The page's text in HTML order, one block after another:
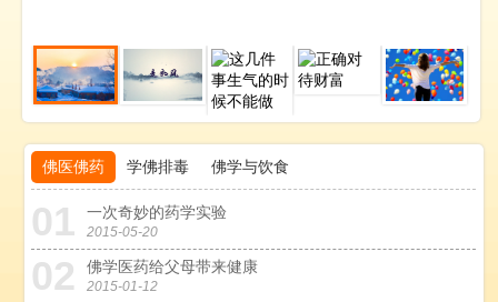
佛医佛药 学佛排毒 佛学与饮食
01 一次奇妙的药学实验
2015-05-20
02 佛学医药给父母带来健康
2015-01-12